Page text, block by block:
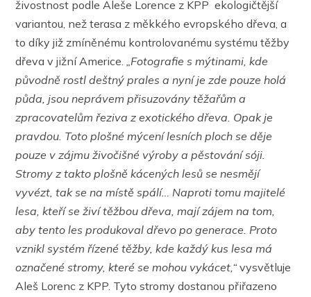
živostnost podle Aleše Lorence z KPP ekologičtější
variantou, než terasa z měkkého evropského dřeva, a
to díky již zmíněnému kontrolovanému systému těžby
dřeva v jižní Americe.„Fotografie s mýtinami, kde
původně rostl deštný prales a nyní je zde pouze holá
půda, jsou neprávem přisuzovány těžařům a
zpracovatelům řeziva z exotického dřeva. Opak je
pravdou. Toto plošné mýcení lesních ploch se děje
pouze v zájmu živočišné výroby a pěstování sóji.
Stromy z takto plošně kácených lesů se nesmějí
vyvézt, tak se na místě spálí… Naproti tomu majitelé
lesa, kteří se živí těžbou dřeva, mají zájem na tom,
aby tento les produkoval dřevo po generace. Proto
vznikl systém řízené těžby, kde každý kus lesa má
označené stromy, které se mohou vykácet,“ vysvětluje
Aleš Lorenc z KPP. Tyto stromy dostanou přiřazeno